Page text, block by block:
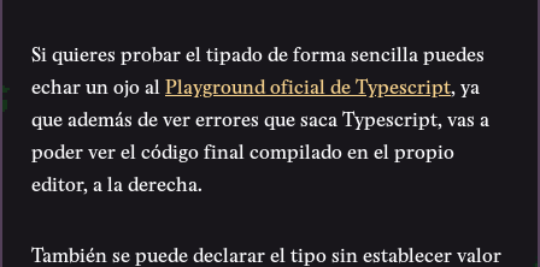
Si quieres probar el tipado de forma sencilla puedes
echar un ojo al Playground oficial de Typescript , ya
que además de ver errores que saca Typescript, vas a
poder ver el código final compilado en el propio
editor, a la derecha.
También se puede declarar el tipo sin establecer valor